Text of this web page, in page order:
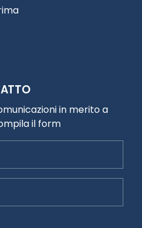
in merito a
il form